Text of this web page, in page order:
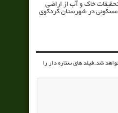
خاک و آب از اراضی
در شهرستان کردکوی
شد.فیلد های ستاره دار را